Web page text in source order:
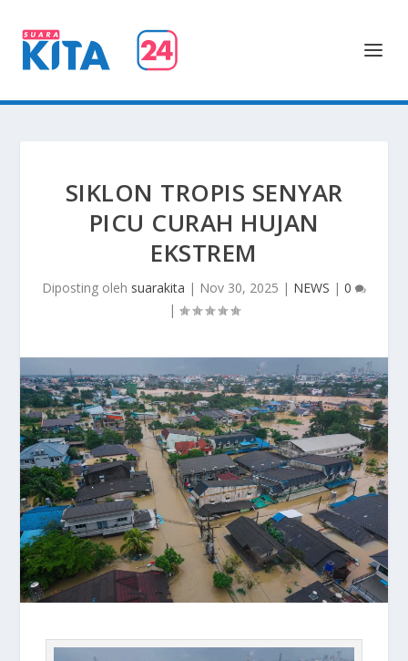
SIKLON TROPIS SENYAR
PICU CURAH HUJAN
EKSTREM
Diposting oleh suarakita | Nov 30, 2025 | NEWS | 0
|